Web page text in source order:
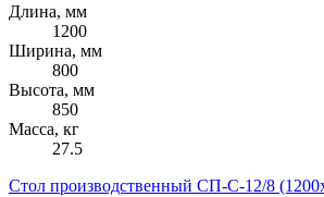
Длина, мм
1200
Ширина, мм
800
Высота, мм
850
Масса, кг
27.5
Стол производственный СП-С-12/8